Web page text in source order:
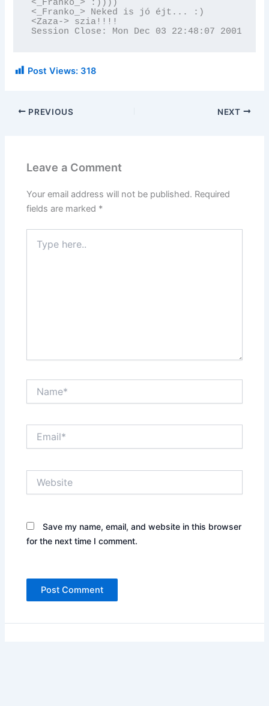
<_Franko_> :))))
<_Franko_> Neked is jó éjt... :)
<Zaza-> szia!!!!
Session Close: Mon Dec 03 22:48:07 2001
Post Views: 318
PREVIOUS NEXT
Leave a Comment
Your email address will not be published. Required
fields are marked *
here..
Save my name, email, and website in this browser
for the next time I comment.